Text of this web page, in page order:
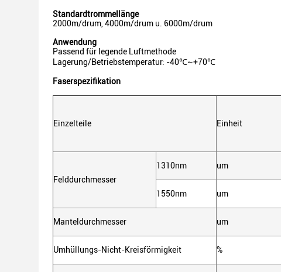
Standardtrommellänge
2000m/drum, 4000m/drum u. 6000m/drum
Anwendung
Passend für legende Luftmethode
Lagerung/Betriebstemperatur: -40℃~+70℃
Faserspezifikation
Einzelteile Einheit
Felddurchmesser
1310nm um
1550nm um
Manteldurchmesser um
Umhüllungs-Nicht-Kreisförmigkeit %